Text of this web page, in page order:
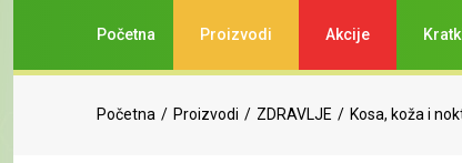
Početna Proizvodi Akcije
Početna Proizvodi ZDRAVLJE Kosa, koža i